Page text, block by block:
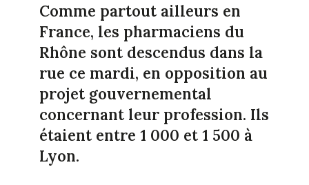
Comme partout ailleurs en
France, les pharmaciens du
Rhône sont descendus dans la
rue ce mardi, en opposition au
projet gouvernemental
concernant leur profession. Ils
étaient entre 1 000 et 1 500 à
Lyon.